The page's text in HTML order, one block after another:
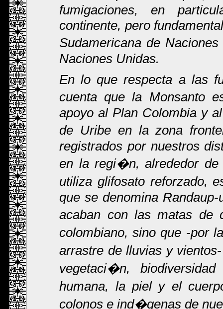
fumigaciones, en
continente, pero
Sudamericana de
Naciones Unidas.
En lo que respecta a las
cuenta que la Monsanto
apoyo al Plan Colombia y
de Uribe en la zona
registrados por nuestros
en la regi�n, alrededor de
utiliza glifosato reforzado,
que se denomina
acaban con las matas
colombiano, sino que -por
arrastre de lluvias y
vegetaci�n,
humana, la piel y el
colonos e ind�genas de